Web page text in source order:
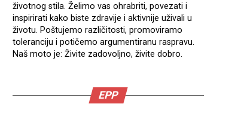
životnog stila. Želimo vas ohrabriti, povezati i
inspirirati kako biste zdravije i aktivnije uživali u
životu. Poštujemo različitosti, promoviramo
toleranciju i potičemo argumentiranu raspravu.
Naš moto je: Živite zadovoljno, živite dobro.
EPP